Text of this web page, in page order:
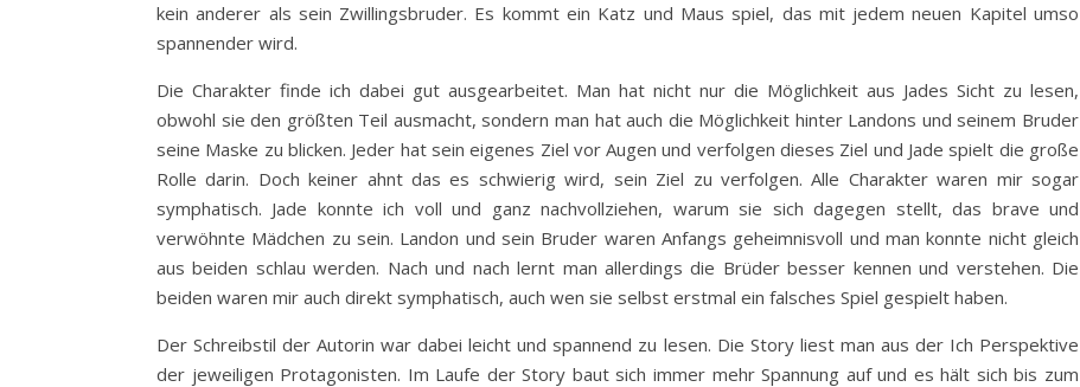
kein anderer als sein Zwillingsbruder. Es kommt ein Katz und Maus spiel, das mit jedem neuen Kapitel umso
spannender wird.
Die Charakter finde ich dabei gut ausgearbeitet. Man hat nicht nur die Möglichkeit aus Jades Sicht zu lesen,
obwohl sie den größten Teil ausmacht, sondern man hat auch die Möglichkeit hinter Landons und seinem Bruder
seine Maske zu blicken. Jeder hat sein eigenes Ziel vor Augen und verfolgen dieses Ziel und Jade spielt die große
Rolle darin. Doch keiner ahnt das es schwierig wird, sein Ziel zu verfolgen. Alle Charakter waren mir sogar
symphatisch. Jade konnte ich voll und ganz nachvollziehen, warum sie sich dagegen stellt, das brave und
verwöhnte Mädchen zu sein. Landon und sein Bruder waren Anfangs geheimnisvoll und man konnte nicht gleich
aus beiden schlau werden. Nach und nach lernt man allerdings die Brüder besser kennen und verstehen. Die
beiden waren mir auch direkt symphatisch, auch wen sie selbst erstmal ein falsches Spiel gespielt haben.
Der Schreibstil der Autorin war dabei leicht und spannend zu lesen. Die Story liest man aus der Ich Perspektive
der jeweiligen Protagonisten. Im Laufe der Story baut sich immer mehr Spannung auf und es hält sich bis zum